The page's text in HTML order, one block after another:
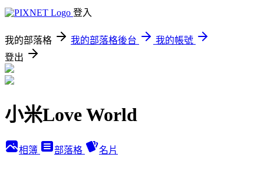
登入
我的部落格 我的部落格後台
我的帳號
登出
小米Love World
相簿 部落格 名片